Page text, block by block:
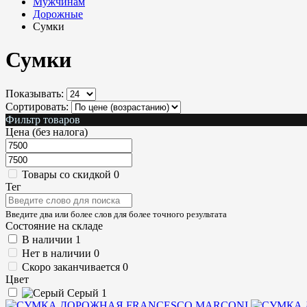
Дорожные
Сумки
Сумки
Показывать:
Сортировать:
Фильтр товаров
Цена (без налога)
Товары со скидкой 0
Тег
Введите два или более слов для более точного результата
Состояние на складе
В наличии 1
Нет в наличии 0
Скоро заканчивается 0
Цвет
Серый 1